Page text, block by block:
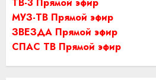
МУЗ-ТВ Прямой эфир
ЗВЕЗДА Прямой эфир
СПАС ТВ Прямой эфир